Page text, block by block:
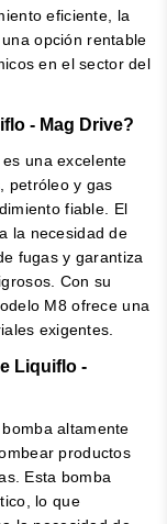
eficiente, la
opción rentable
en el sector del
- Mag Drive?
una excelente
petróleo y gas
fiable. El
la necesidad de
fugas y garantiza
Con su
M8 ofrece una
exigentes.
Liquiflo -
altamente
productos
Esta bomba
lo que